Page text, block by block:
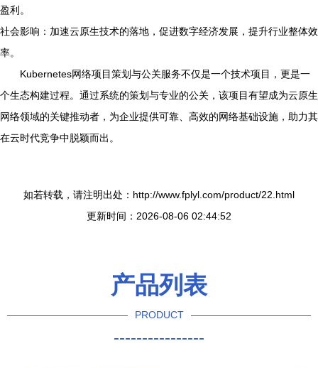
盈利。
社会影响：加速云原生技术的落地，促进数字经济发展，提升行业整体效
率。
Kubernetes网络项目策划与公关服务不仅是一个技术项目，更是一
个生态构建过程。通过系统的策划与专业的公关，该项目有望成为云原生
网络领域的关键推动者，为企业提供可靠、高效的网络基础设施，助力其
在云时代竞争中脱颖而出。
如若转载，请注明出处：http://www.fplyl.com/product/22.html
更新时间：2026-08-06 02:44:52
产品列表
PRODUCT
----------------